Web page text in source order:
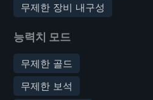
무제한 장비 내구성
능력치 모드
무제한 골드
무제한 보석